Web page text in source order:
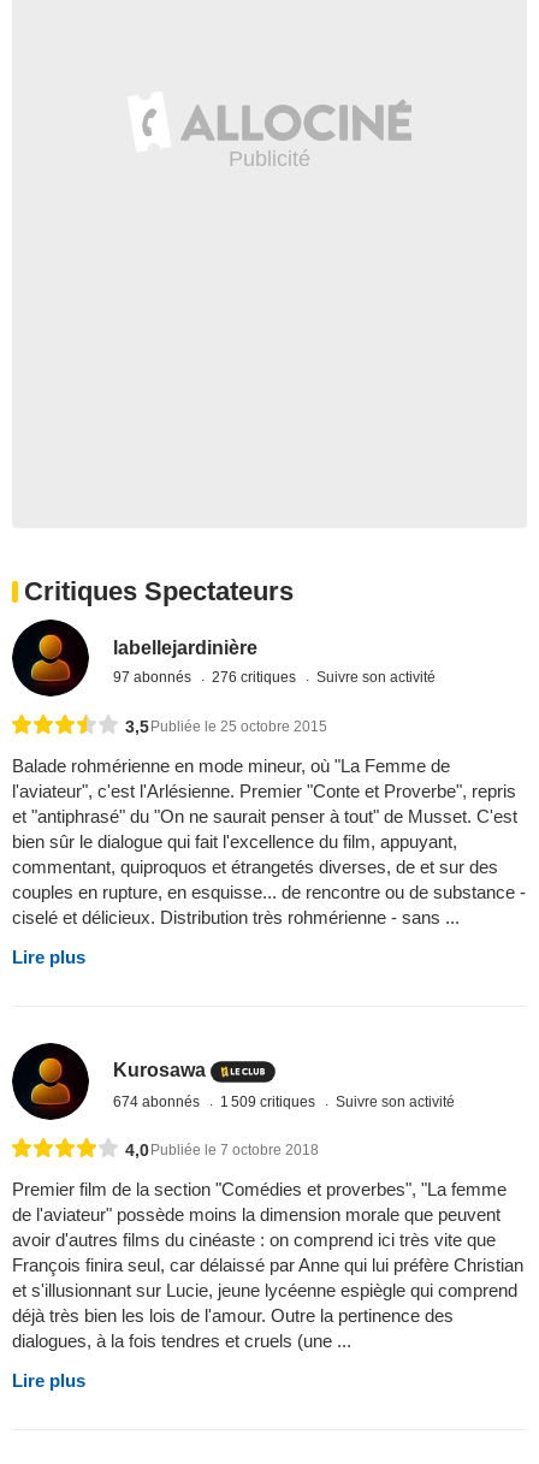
Critiques Spectateurs
labellejardinière
97 abonnés 276 critiques Suivre son activité
3,5 Publiée le 25 octobre 2015
Balade rohmérienne en mode mineur, où "La Femme de
l'aviateur", c'est l'Arlésienne. Premier "Conte et Proverbe", repris
et "antiphrasé" du "On ne saurait penser à tout" de Musset. C'est
bien sûr le dialogue qui fait l'excellence du film, appuyant,
commentant, quiproquos et étrangetés diverses, de et sur des
couples en rupture, en esquisse... de rencontre ou de substance -
ciselé et délicieux. Distribution très rohmérienne - sans ...
Lire plus
Kurosawa
674 abonnés 1 509 critiques Suivre son activité
4,0 Publiée le 7 octobre 2018
Premier film de la section "Comédies et proverbes", "La femme
de l'aviateur" possède moins la dimension morale que peuvent
avoir d'autres films du cinéaste : on comprend ici très vite que
François finira seul, car délaissé par Anne qui lui préfère Christian
et s'illusionnant sur Lucie, jeune lycéenne espiègle qui comprend
déjà très bien les lois de l'amour. Outre la pertinence des
dialogues, à la fois tendres et cruels (une ...
Lire plus